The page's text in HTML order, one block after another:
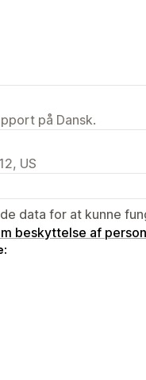
på Dansk.
US
data for at kunne
beskyttelse af